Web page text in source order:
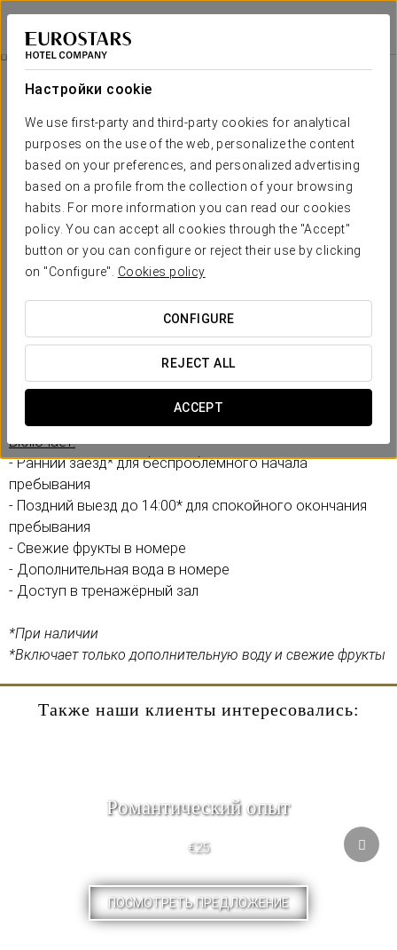
Настройки cookie
We use first-party and third-party cookies for analytical
purposes on the use of the web, personalize the content
based on your preferences, and personalized advertising
based on a profile from the collection of your browsing
habits. For more information you can read our cookies
policy. You can accept all cookies through the "Accept"
button or you can configure or reject their use by clicking
on "Configure". Cookies policy
CONFIGURE
REJECT ALL
ACCEPT
Eurostars Cascais
КАШКАЙШ
Комфортный Опыт
Комфортный опыт
Гибкий график, всё продумано для вашего удобства.
В Eurostars Cascais мы создали этот комфортный опыт с
заботой о вашей эффективности и удобстве. Без
Включает:
- Ранний заезд* для беспроблемного начала
пребывания
- Поздний выезд до 14:00* для спокойного окончания
пребывания
- Свежие фрукты в номере
- Дополнительная вода в номере
- Доступ в тренажёрный зал
*При наличии
*Включает только дополнительную воду и свежие фрукты
Также наши клиенты интересовались:
Pомантический опыт
€25
ПОСМОТРЕТЬ ПРЕДЛОЖЕНИЕ